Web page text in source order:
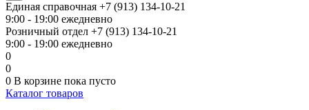
Единая справочная +7 (913) 134-10-21
9:00 - 19:00 ежедневно
Розничный отдел +7 (913) 134-10-21
9:00 - 19:00 ежедневно
0
0
0 В корзине пока пусто
Каталог товаров